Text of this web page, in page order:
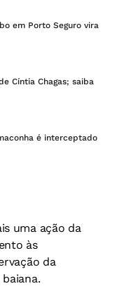
em Porto Seguro vira
Cíntia Chagas; saiba
é interceptado
uma ação da
às
da